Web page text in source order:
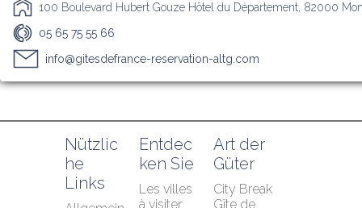
100 Boulevard Hubert Gouze Hôtel du Département, 82000
05 65 75 55 66
info@gitesdefrance-reservation-altg.com
Nützlic
he
Links
Entdec
ken Sie
Les villes
à visiter
Art der
Güter
City Break
Gîte de